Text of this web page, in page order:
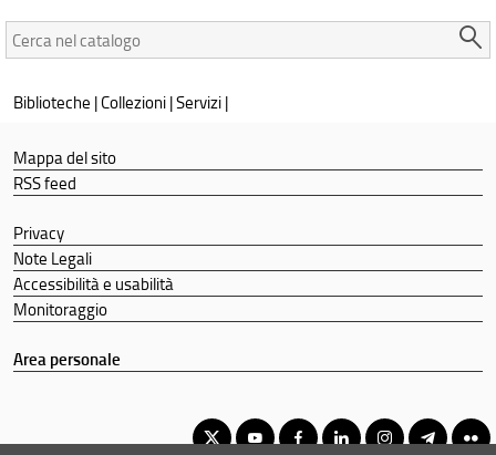
Cerca
nel
Biblioteche |Collezioni|Servizi|
Mappa del sito
RSS feed
Privacy
Note Legali
Accessibilità e usabilità
Monitoraggio
Area personale